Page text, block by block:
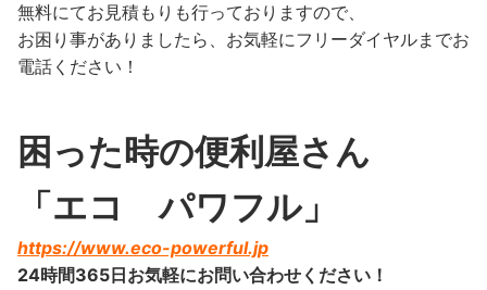
無料にてお見積もりも行っておりますので、
お困り事がありましたら、お気軽にフリーダイヤルまでお
電話ください！
困った時の便利屋さん
「エコ パワフル」
https://www.eco-powerful.jp
24時間365日お気軽にお問い合わせください！